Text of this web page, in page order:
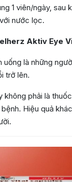
1 viên/ngày, sau
nước lọc.
Aktiv Eye
là những
trở lên.
không phải là
Hiệu quả